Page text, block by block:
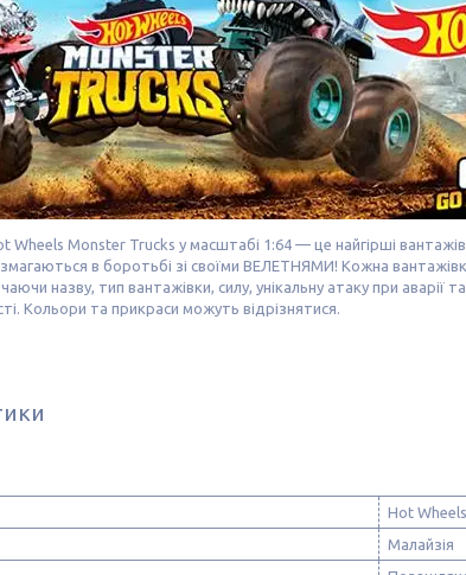
Wheels Monster Trucks у масштабі 1:64 — це найгірші
в боротьбі зі своїми ВЕЛЕТНЯМИ! Кожна
назву, тип вантажівки, силу, унікальну атаку при
Кольори та прикраси можуть відрізнятися.
Hot Wheels
Малайзія